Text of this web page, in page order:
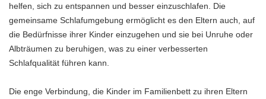
helfen, sich zu entspannen und besser einzuschlafen. Die
gemeinsame Schlafumgebung ermöglicht es den Eltern auch, auf
die Bedürfnisse ihrer Kinder einzugehen und sie bei Unruhe oder
Albträumen zu beruhigen, was zu einer verbesserten
Schlafqualität führen kann.
Die enge Verbindung, die Kinder im Familienbett zu ihren Eltern